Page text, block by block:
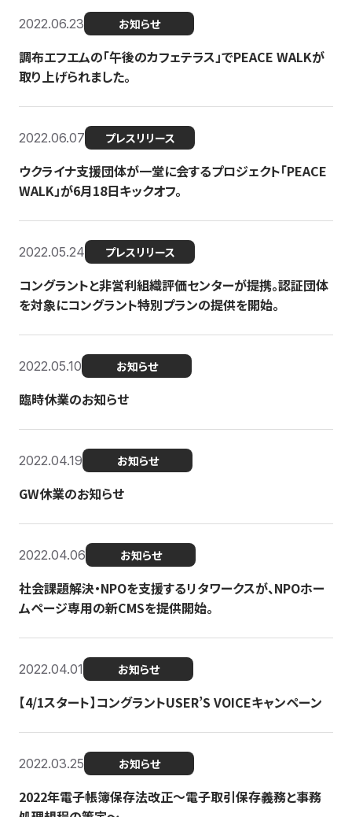
2022.06.23 お知らせ
調布エフエムの「午後のカフェテラス」でPEACE WALKが
取り上げられました。
2022.06.07 プレスリリース
ウクライナ支援団体が一堂に会するプロジェクト「PEACE
WALK」が6月18日キックオフ。
2022.05.24 プレスリリース
コングラントと非営利組織評価センターが提携。認証団体
を対象にコングラント特別プランの提供を開始。
2022.05.10 お知らせ
臨時休業のお知らせ
2022.04.19 お知らせ
GW休業のお知らせ
2022.04.06 お知らせ
社会課題解決・NPOを支援するリタワークスが、NPOホー
ムページ専用の新CMSを提供開始。
2022.04.01 お知らせ
【4/1スタート】コングラントUSER’S VOICEキャンペーン
2022.03.25 お知らせ
2022年電子帳簿保存法改正～電子取引保存義務と事務